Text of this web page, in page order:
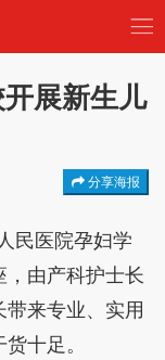
展新生儿
分享海报
民医院孕妇学
由产科护士长
来专业、实用
十足。